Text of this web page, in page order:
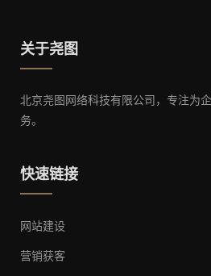
关于尧图
北京尧图网络科技有限公司，专注为
务。
快速链接
网站建设
营销获客